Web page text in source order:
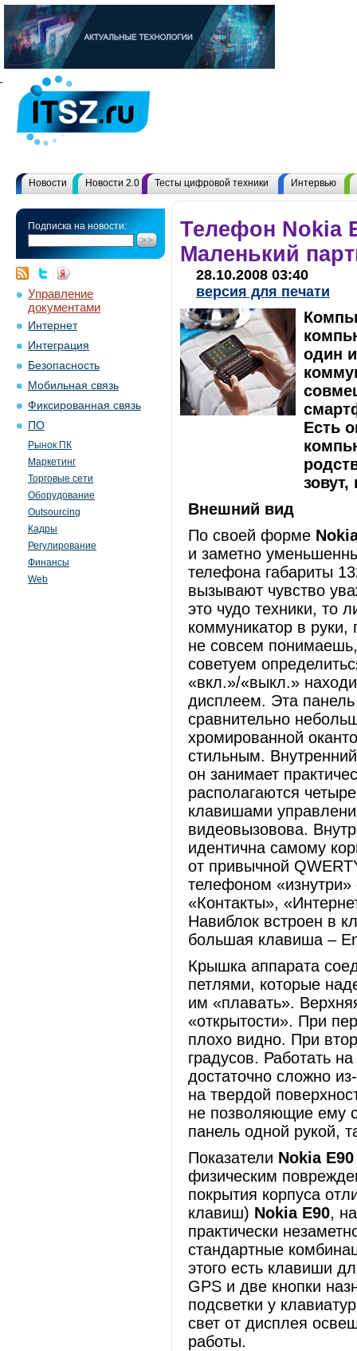
Новости Новости 2.0 Тесты цифровой техники Интервью
Подписка на новости:
Управление
документами
Интернет
Интеграция
Безопасность
Мобильная связь
Фиксированная связь
ПО
Рынок ПК
Маркетинг
Торговые сети
Оборудование
Outsourcing
Кадры
Регулирование
Финансы
Web
Телефон Nokia
Маленький
28.10.2008 03:40
версия для печати
один
Есть
Внешний вид
По своей форме
и заметно
телефона габариты
вызывают чувство
это чудо техники, то
коммуникатор в руки,
не совсем
советуем
«вкл.»/«выкл.»
дисплеем. Эта
сравнительно
хромированной
стильным.
он занимает
располагаются
клавишами
видеовызовова.
идентична самому
от привычной
телефоном
«Контакты»,
Навиблок встроен в
большая клавиша –
Крышка аппарата
петлями, которые
им «плавать».
«открытости». При
плохо видно. При
градусов. Работать
достаточно сложно
на твердой
не позволяющие ему
панель одной рукой,
Показатели Nokia E90
физическим
покрытия корпуса
клавиш) Nokia E90,
практически
стандартные
этого есть клавиши
GPS и две кнопки
подсветки у
свет от дисплея
работы.